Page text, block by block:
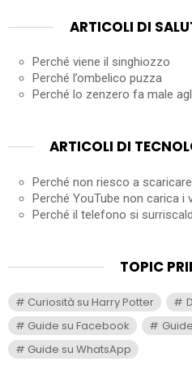
ARTICOLI DI
Perché viene il singhiozzo
Perché l’ombelico puzza
Perché lo zenzero fa male
ARTICOLI DI
Perché non riesco a
Perché YouTube non carica i
Perché il telefono si
TOPIC
Curiosità su Harry Potter
Guide su Facebook
Guide su WhatsApp